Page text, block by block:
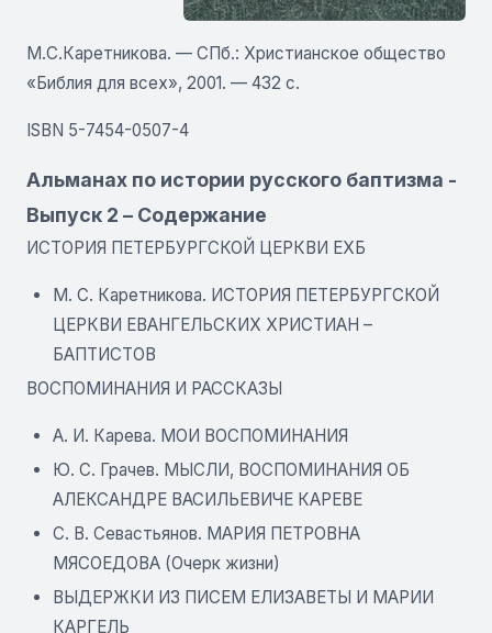
М.С.Каретникова. — СПб.: Христианское общество
«Библия для всех», 2001. — 432 с.
ISBN 5-7454-0507-4
Альманах по истории русского баптизма -
Выпуск 2 – Содержание
ИСТОРИЯ ПЕТЕРБУРГСКОЙ ЦЕРКВИ ЕХБ
М. С. Каретникова. ИСТОРИЯ ПЕТЕРБУРГСКОЙ
ЦЕРКВИ ЕВАНГЕЛЬСКИХ ХРИСТИАН –
БАПТИСТОВ
ВОСПОМИНАНИЯ И РАССКАЗЫ
А. И. Карева. МОИ ВОСПОМИНАНИЯ
Ю. С. Грачев. МЫСЛИ, ВОСПОМИНАНИЯ ОБ
АЛЕКСАНДРЕ ВАСИЛЬЕВИЧЕ КАРЕВЕ
С. В. Севастьянов. МАРИЯ ПЕТРОВНА
МЯСОЕДОВА (Очерк жизни)
ВЫДЕРЖКИ ИЗ ПИСЕМ ЕЛИЗАВЕТЫ И МАРИИ
КАРГЕЛЬ